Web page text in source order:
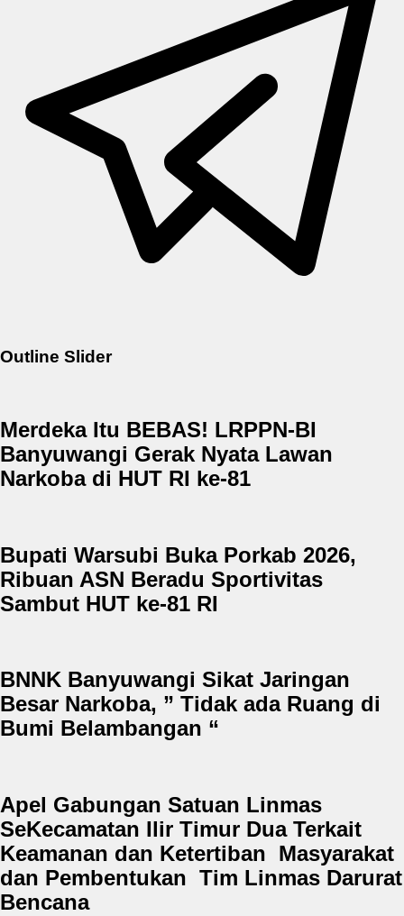
Outline Slider
Merdeka Itu BEBAS! LRPPN-BI
Banyuwangi Gerak Nyata Lawan
Narkoba di HUT RI ke-81
Bupati Warsubi Buka Porkab 2026,
Ribuan ASN Beradu Sportivitas
Sambut HUT ke-81 RI
BNNK Banyuwangi Sikat Jaringan
Besar Narkoba, ” Tidak ada Ruang di
Bumi Belambangan “
Apel Gabungan Satuan Linmas
SeKecamatan Ilir Timur Dua Terkait
Keamanan dan Ketertiban Masyarakat
dan Pembentukan Tim Linmas Darurat
Bencana